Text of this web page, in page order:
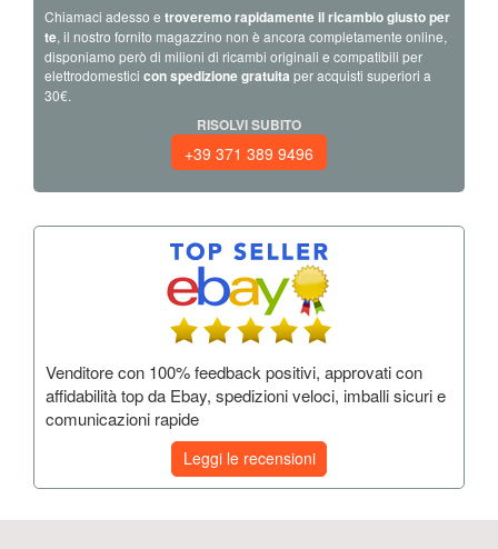
Chiamaci adesso e troveremo rapidamente il ricambio giusto per
te, il nostro fornito magazzino non è ancora completamente online,
disponiamo però di milioni di ricambi originali e compatibili per
elettrodomestici con spedizione gratuita per acquisti superiori a
30€.
RISOLVI SUBITO
+39 371 389 9496
Venditore con 100% feedback positivi, approvati con
affidabilità top da Ebay, spedizioni veloci, imballi sicuri e
comunicazioni rapide
Leggi le recensioni